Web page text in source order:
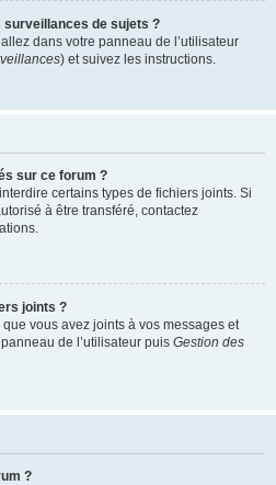
de sujets ?
dans votre panneau de l’utilisateur
) et suivez les instructions.
sur ce forum ?
certains types de fichiers joints. Si
à être transféré, contactez
joints ?
vous avez joints à vos messages et
de l’utilisateur puis Gestion des
?